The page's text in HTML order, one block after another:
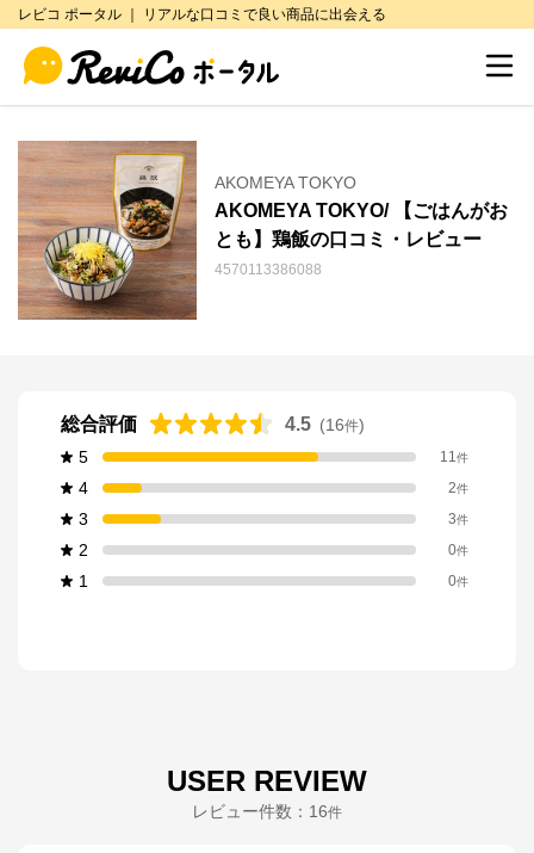
レビコ ポータル ｜ リアルな口コミで良い商品に出会える
AKOMEYA TOKYO
AKOMEYA TOKYO/ 【ごはんがお
とも】鶏飯の口コミ・レビュー
4570113386088
総合評価 4.5 (16件)
5
11件
4 2件
3 3件
2 0件
1 0件
USER REVIEW
レビュー件数： 16件